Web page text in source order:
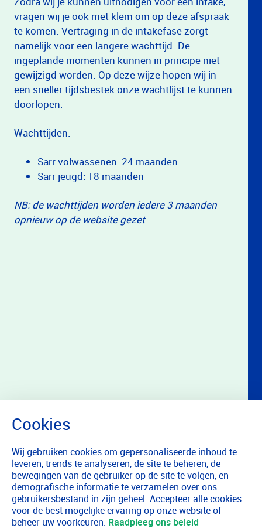
vragen wij je ook met klem om op deze afspraak
te komen. Vertraging in de intakefase zorgt
namelijk voor een langere wachttijd. De
ingeplande momenten kunnen in principe niet
gewijzigd worden. Op deze wijze hopen wij in
een sneller tijdsbestek onze wachtlijst te kunnen
doorlopen.
Wachttijden:
Sarr volwassenen: 24 maanden
Sarr jeugd: 18 maanden
NB: de wachttijden worden iedere 3 maanden
opnieuw op de website gezet
Wij gebruiken cookies om gepersonaliseerde inhoud te
leveren, trends te analyseren, de site te beheren, de
bewegingen van de gebruiker op de site te volgen, en
demografische informatie te verzamelen over ons
gebruikersbestand in zijn geheel. Accepteer alle cookies
voor de best mogelijke ervaring op onze website of
beheer uw voorkeuren. Raadpleeg ons beleid